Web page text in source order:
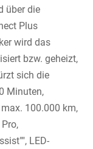
über die
Plus
wird das
bzw. geheizt,
sich die
Minuten,
100.000 km,
LED-